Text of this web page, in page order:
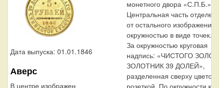
Дата выпуска: 01.01.1846
Аверс
В центре изображен
монетного двора «С.П.Б.».
Центральная часть
от остального изображения,
окружностью в виде точек.
За окружностью круговая
надпись: «ЧИСТОГО
ЗОЛОТНИК 39 ДОЛЕЙ»,
разделенная сверху